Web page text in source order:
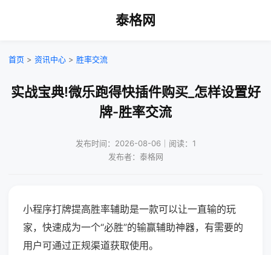
泰格网
首页 > 资讯中心 > 胜率交流
实战宝典!微乐跑得快插件购买_怎样设置好
牌-胜率交流
发布时间：2026-08-06｜阅读：1
发布者：泰格网
小程序打牌提高胜率辅助是一款可以让一直输的玩
家，快速成为一个“必胜”的输赢辅助神器，有需要的
用户可通过正规渠道获取使用。